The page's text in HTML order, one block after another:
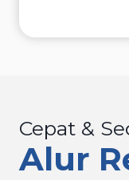
Cepat &
Alur